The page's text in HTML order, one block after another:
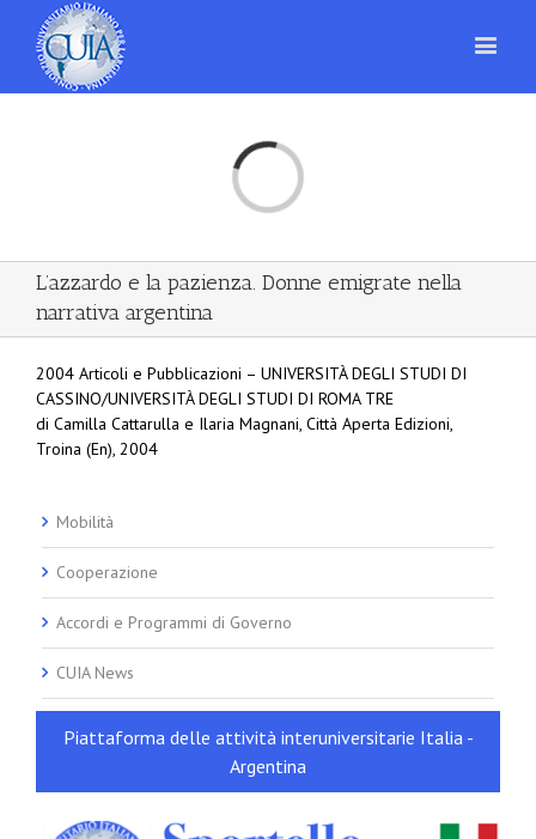
Loading...
L’azzardo e la pazienza. Donne emigrate nella
narrativa argentina
2004 Articoli e Pubblicazioni – UNIVERSITÀ DEGLI STUDI DI
CASSINO/UNIVERSITÀ DEGLI STUDI DI ROMA TRE
di Camilla Cattarulla e Ilaria Magnani, Città Aperta Edizioni,
Troina (En), 2004
Mobilità
Cooperazione
Accordi e Programmi di Governo
CUIA News
Piattaforma delle attività interuniversitarie Italia -
Argentina